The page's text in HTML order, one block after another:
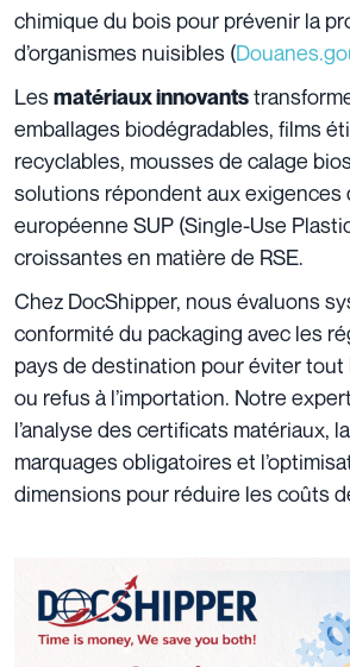
chimique du bois pour prévenir la
d’organismes nuisibles (
Lesmatériaux innovants
emballages biodégradables, films
recyclables, mousses de calage
solutions répondent aux exigences
européenne SUP (Single-Use
croissantes en matière de RSE.
Chez DocShipper, nous évaluons
conformité du packaging avec les
pays de destination pour éviter
ou refus à l’importation. Notre
l’analyse des certificats matériaux,
marquages obligatoires et
dimensions pour réduire les coûts